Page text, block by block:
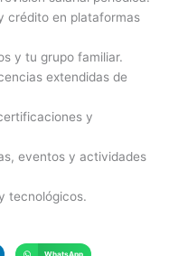
crédito en plataformas
y tu grupo familiar.
extendidas de
y
eventos y actividades
tecnológicos.